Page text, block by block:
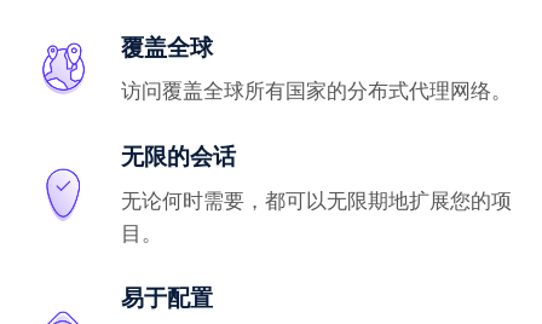
覆盖全球
访问覆盖全球所有国家的分布式代理网络。
无限的会话
无论何时需要，都可以无限期地扩展您的项
目。
易于配置